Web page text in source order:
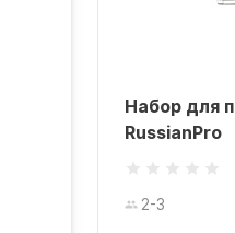
Набор для
RussianPro
2-3